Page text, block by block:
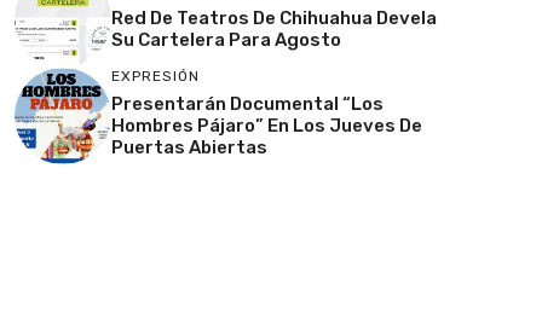
Red De Teatros De Chihuahua Devela
Su Cartelera Para Agosto
EXPRESIÓN
Presentarán Documental “Los
Hombres Pájaro” En Los Jueves De
Puertas Abiertas